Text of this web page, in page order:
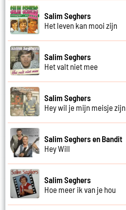
Salim Seghers
Het leven kan mooi zijn
Salim Seghers
Het valt niet mee
Salim Seghers
Hey wil je mijn meisje zijn
Salim Seghers en Bandit
Hey Will
Salim Seghers
Hoe meer ik van je hou